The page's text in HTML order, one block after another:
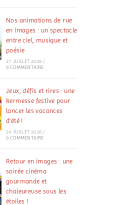
Nos animations de rue
en images : un spectacle
entre ciel, musique et
poésie
27 JUILLET 2026 /
0 COMMENTAIRE
Jeux, défis et rires : une
kermesse festive pour
lancer les vacances
d’été !
24 JUILLET 2026 /
0 COMMENTAIRE
Retour en images : une
soirée cinéma
gourmande et
chaleureuse sous les
étoiles !